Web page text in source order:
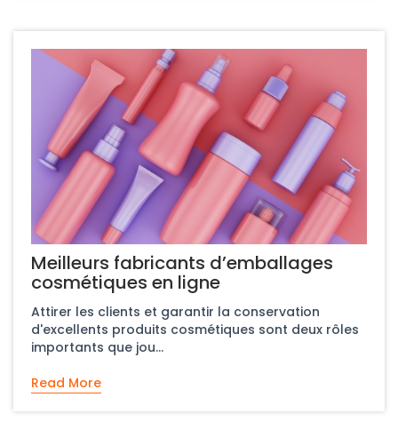
Meilleurs fabricants d’emballages
cosmétiques en ligne
Attirer les clients et garantir la conservation
d'excellents produits cosmétiques sont deux rôles
importants que jou...
Read More